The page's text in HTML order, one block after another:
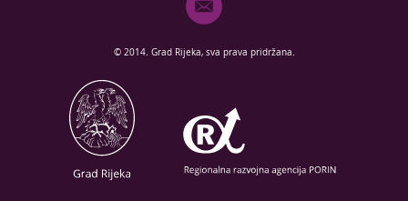
© 2014. Grad Rijeka, sva prava pridržana.